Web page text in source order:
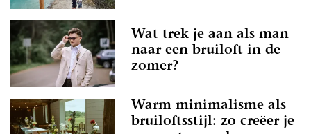
Wat trek je aan als man
naar een bruiloft in de
zomer?
Warm minimalisme als
bruiloftsstijl: zo creëer je